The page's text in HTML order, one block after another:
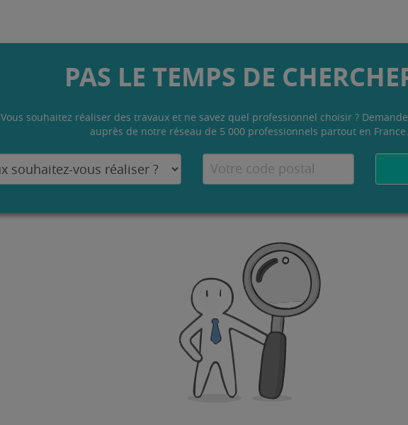
PAS LE TEMPS DE
Vous souhaitez réaliser des travaux et ne savez quel professionnel choisir ?
auprès de notre réseau de 5 000 professionnels partout en France.